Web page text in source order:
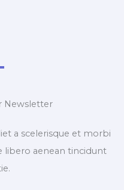
Newsletter
a scelerisque et morbi
libero aenean tincidunt